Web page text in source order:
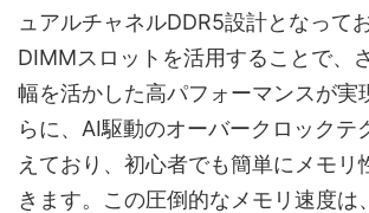
ュアルチャネルDDR5設計となって
DIMMスロットを活用することで、
幅を活かした高パフォーマンスが実
らに、AI駆動のオーバークロックテ
えており、初心者でも簡単にメモリ
きます。この圧倒的なメモリ速度は